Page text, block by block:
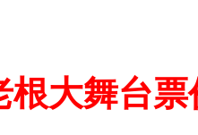
根大舞台